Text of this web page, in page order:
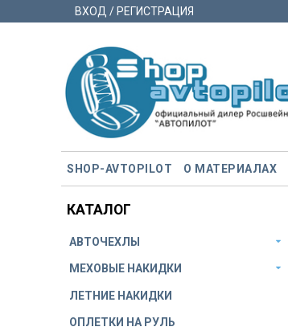
ВХОД / РЕГИСТРАЦИЯ
SHOP-AVTOPILOT О МАТЕРИАЛАХ
КАТАЛОГ
АВТОЧЕХЛЫ
МЕХОВЫЕ НАКИДКИ
ЛЕТНИЕ НАКИДКИ
ОПЛЕТКИ НА РУЛЬ